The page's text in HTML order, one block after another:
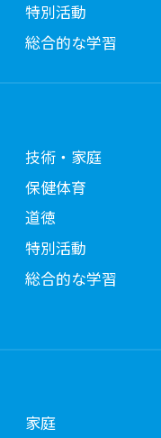
特別活動
総合的な学習
技術・家庭
保健体育
道徳
特別活動
総合的な学習
家庭